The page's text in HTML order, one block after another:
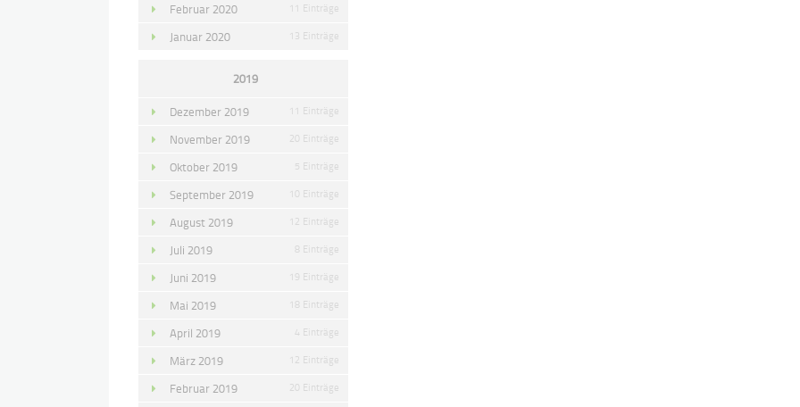
Februar 2020 11 Einträge
Januar 2020 13 Einträge
2019
Dezember 2019 11 Einträge
November 2019 20 Einträge
Oktober 2019 5 Einträge
September 2019 10 Einträge
August 2019 12 Einträge
Juli 2019 8 Einträge
Juni 2019 19 Einträge
Mai 2019 18 Einträge
April 2019 4 Einträge
März 2019 12 Einträge
Februar 2019 20 Einträge